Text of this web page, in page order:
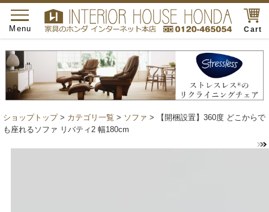
Cart
toggle
navigation
Menu
ショップトップ> カテゴリ一覧 > ソファ > 【開梱設置】360度 どこからで
も座れるソファ リバティ2 幅180cm